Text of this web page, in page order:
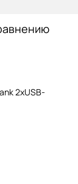
2xUSB-